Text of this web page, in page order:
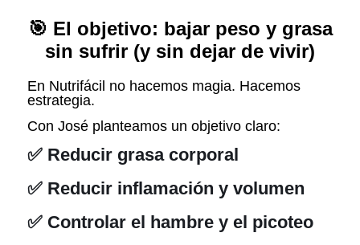
🎯 El objetivo: bajar peso y grasa
sin sufrir (y sin dejar de vivir)
En Nutrifácil no hacemos magia. Hacemos
estrategia.
Con José planteamos un objetivo claro:
✅ Reducir grasa corporal
✅ Reducir inflamación y volumen
✅ Controlar el hambre y el picoteo